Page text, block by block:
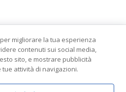
© Vietata la riproduzione non
e Case Prefabbricate in
migliorare la tua esperienza
contenuti sui social media,
sito, e mostrare pubblicità
attività di navigazioni.